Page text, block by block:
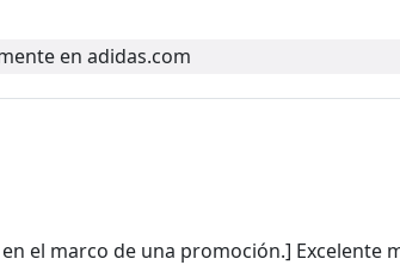
en adidas.com
el marco de una promoción.]